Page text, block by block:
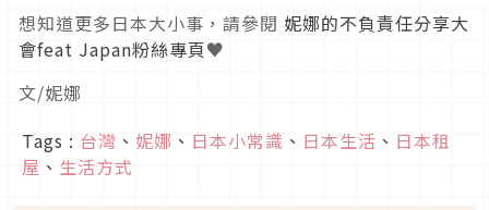
想知道更多日本大小事，請參閱 妮娜的不負責任分享大
會feat Japan粉絲專頁♥
文/妮娜
Tags : 台灣 、 妮娜 、 日本小常識 、 日本生活 、 日本租
屋 、 生活方式